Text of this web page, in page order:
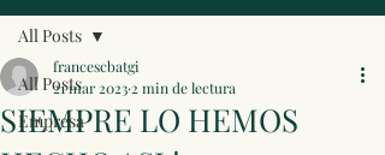
All Posts
Empresa
All Posts
SIEMPRE LO HEMOS
francescbatgi
21 mar 2023 2 min de lectura